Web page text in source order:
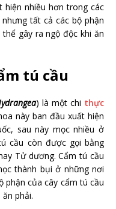
hiện nhiều hơn trong các
tất cả các bộ phận
gây ra ngộ độc khi ăn
tú cầu
) là một chi thực
này ban đầu xuất hiện
sau này mọc nhiều ở
cầu còn được gọi bằng
Tử dương. Cẩm tú cầu
thành bụi ở những nơi
phận của cây cẩm tú cầu
phải.